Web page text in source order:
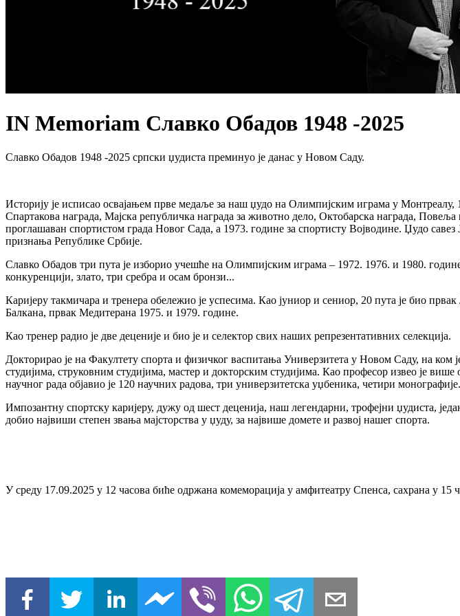
IN Memoriam Славко Обадов 1948 -2025
Славко Обадов 1948 -2025 српски џудиста преминуо је данас у Новом Саду.
Историју је исписао освајањем прве медаље за наш џудо на Олимпијским играма у
Спартакова награда, Мајска републичка награда за животно дело, Октобарска награда,
проглашаван спортистом града Новог Сада, а 1973. године за спортисту Војводине. Џудо
признања Републике Србије.
Славко Обадов три пута је изборио учешће на Олимпијским играма – 1972. 1976. и 1980.
конкуренцији, злато, три сребра и осам бронзи...
Каријеру такмичара и тренера обележио је успесима. Као јуниор и сениор, 20 пута је био
Балкана, првак Медитерана 1975. и 1979. године.
Као тренер радио је две деценије и био је и селектор свих наших репрезентативних селекција.
Докторирао је на Факултету спорта и физичког васпитања Универзитета у Новом Саду, на
студијима, струковним студијима, мастер и докторским студијима. Као професор извео је
научног рада објавио је 120 научних радова, три универзитетска уџбеника, четири монографије.
Импозантну спортску каријеру, дужу од шест деценија, наш легендарни, трофејни џудиста,
добио највиши степен звања мајсторства у џуду, за највише домете и развој нашег спорта.
У среду 17.09.2025 у 12 часова биће одржана комеморација у амфитеатру Спенса, сахрана у